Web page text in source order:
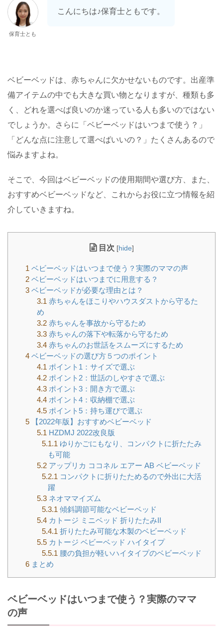
保育士とも
こんにちは♪保育士ともです。
ベビーベッドは、赤ちゃんに欠かせないものです。出産準
備アイテムの中でも大きな買い物となりますが、種類も多
く、どれを選べば良いのか迷っている人も多いのではない
でしょうか。さらに「ベビーベッドはいつまで使う？」
「どんな点に注意して選べばいいの？」たくさんあるので
悩みますよね。
そこで、今回はベビーベッドの使用期間や選び方、また、
おすすめベビーベッドなど、これからお役に立つ情報を紹
介していきますね。
目次 [hide]
1 ベビーベッドはいつまで使う？実際のママの声
2 ベビーベッドはいつまでに用意する？
3 ベビーベッドが必要な理由とは？
3.1 赤ちゃんをほこりやハウスダストから守るた
め
3.2赤ちゃんを事故から守るため
3.3赤ちゃんの落下や転落から守るため
3.4赤ちゃんのお世話をスムーズにするため
4 ベビーベッドの選び方５つのポイント
4.1 ポイント1：サイズで選ぶ
4.2ポイント2：世話のしやすさで選ぶ
4.3ポイント3：開き方で選ぶ
4.4ポイント4：収納棚で選ぶ
4.5ポイント5：持ち運びで選ぶ
5 【2022年版】おすすめベビーベッド
5.1 HZDMJ 2022改良版
5.1.1 ゆりかごにもなり、コンパクトに折たたみ
も可能
5.2アップリカ ココネル エアー AB ベビーベッド
5.2.1 コンパクトに折りたためるので外出に大活
躍
5.3ネオママイズム
5.3.1 傾斜調節可能なベビーベッド
5.4カトージ ミニベッド 折りたたみII
5.4.1 折りたたみ可能な木製のベビーベッド
5.5カトージ ベビーベッド ハイタイプ
5.5.1 腰の負担が軽いハイタイプのベビーベッド
6 まとめ
ベビーベッドはいつまで使う？実際のママ
の声